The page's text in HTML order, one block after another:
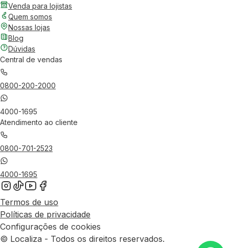
Venda para lojistas
Quem somos
Nossas lojas
Blog
Dúvidas
Central de vendas
0800-200-2000
4000-1695
Atendimento ao cliente
0800-701-2523
4000-1695
Termos de uso
Políticas de privacidade
Configurações de cookies
© Localiza - Todos os direitos reservados.